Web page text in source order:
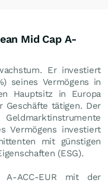
Mid Cap A-
Er investiert
seines Vermögens in
Hauptsitz in Europa
Geschäfte tätigen. Der
Vermögens investiert
mit günstigen
(ESG).
ACC-EUR mit der